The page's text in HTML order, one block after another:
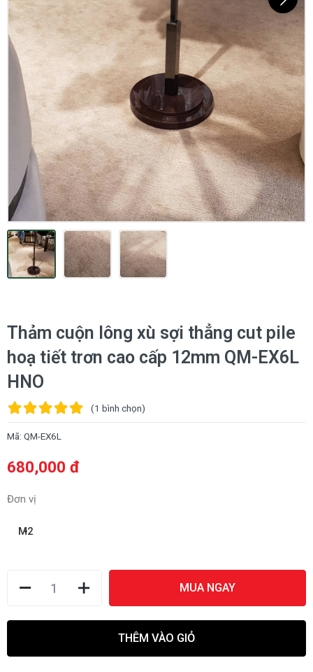
Thảm cuộn lông xù sợi thẳng cut pile
hoạ tiết trơn cao cấp 12mm QM-EX6L
HNO
(1 bình chọn)
Mã: QM-EX6L
680,000 đ
Đơn vị
M2
MUA NGAY
THÊM VÀO GIỎ